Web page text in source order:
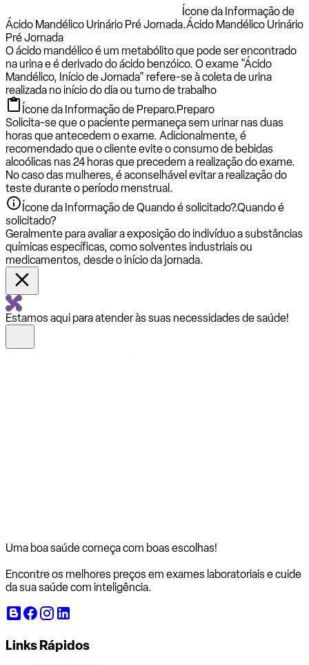
Ícone da Informação de
Ácido Mandélico Urinário Pré Jornada.Ácido Mandélico Urinário
Pré Jornada
O ácido mandélico é um metabólito que pode ser encontrado
na urina e é derivado do ácido benzóico. O exame "Ácido
Mandélico, Início de Jornada" refere-se à coleta de urina
realizada no início do dia ou turno de trabalho
Ícone da Informação de Preparo.Preparo
Solicita-se que o paciente permaneça sem urinar nas duas
horas que antecedem o exame. Adicionalmente, é
recomendado que o cliente evite o consumo de bebidas
alcoólicas nas 24 horas que precedem a realização do exame.
No caso das mulheres, é aconselhável evitar a realização do
teste durante o período menstrual.
Ícone da Informação de Quando é solicitado?.Quando é
solicitado?
Geralmente para avaliar a exposição do indivíduo a substâncias
químicas específicas, como solventes industriais ou
medicamentos, desde o início da jornada.
Estamos aqui para atender às suas necessidades de saúde!
Uma boa saúde começa com boas escolhas!
Encontre os melhores preços em exames laboratoriais e cuide
da sua saúde com inteligência.
Links Rápidos